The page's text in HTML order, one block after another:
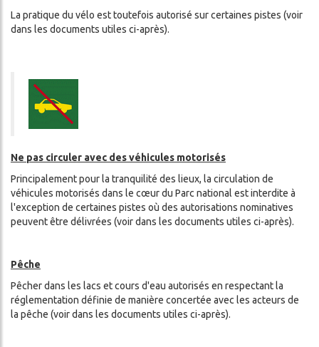
La pratique du vélo est toutefois autorisé sur certaines pistes (voir
dans les documents utiles ci-après).
Ne pas circuler avec des véhicules motorisés
Principalement pour la tranquilité des lieux, la circulation de
véhicules motorisés dans le cœur du Parc national est interdite à
l'exception de certaines pistes où des autorisations nominatives
peuvent être délivrées (voir dans les documents utiles ci-après).
Pêche
Pêcher dans les lacs et cours d'eau autorisés en respectant la
réglementation définie de manière concertée avec les acteurs de
la pêche (voir dans les documents utiles ci-après).